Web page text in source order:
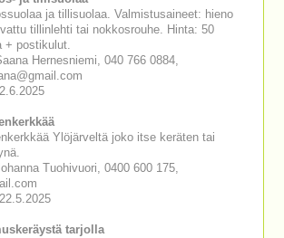
ja tillisuolaa. Valmistusaineet: hieno
tillinlehti tai nokkosrouhe. Hinta: 50
+ postikulut.
Hernesniemi, 040 766 0884,
Ylöjärveltä joko itse keräten tai
Tuohivuori, 0400 600 175,
tarjolla